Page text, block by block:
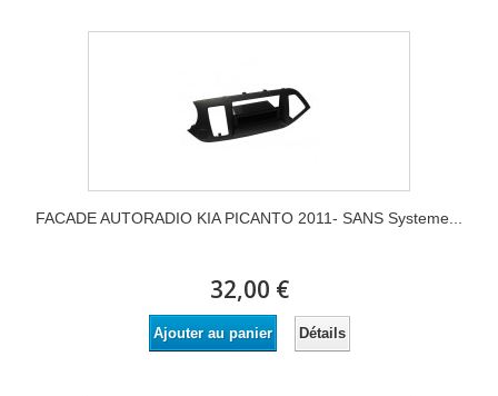
FACADE AUTORADIO KIA PICANTO 2011- SANS Systeme...
32,00 €
Ajouter au panier Détails